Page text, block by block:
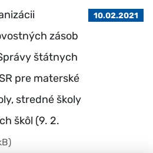
zásob
štátnych
pre materské
stredné školy
škôl (9. 2.
10.02.2021